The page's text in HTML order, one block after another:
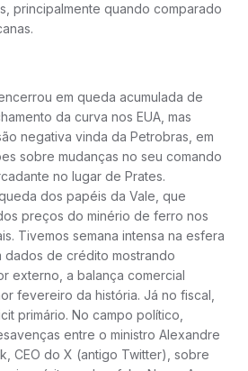
principalmente quando comparado
em queda acumulada de
da curva nos EUA, mas
negativa vinda da Petrobras, em
sobre mudanças no seu comando
no lugar de Prates.
dos papéis da Vale, que
preços do minério de ferro nos
Tivemos semana intensa na esfera
dados de crédito mostrando
externo, a balança comercial
fevereiro da história. Já no fiscal,
primário. No campo político,
entre o ministro Alexandre
CEO do X (antigo Twitter), sobre